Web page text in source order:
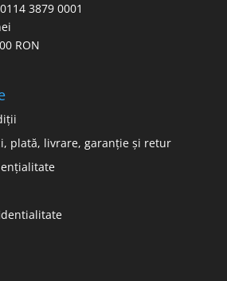
3879 0001
RON
plată, livrare, garanție și retur